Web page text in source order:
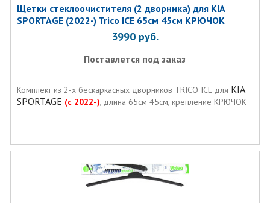
Щетки стеклоочистителя (2 дворника) для KIA
SPORTAGE (2022-) Trico ICE 65см 45см КРЮЧОК
3990 руб.
Поставлется под заказ
Комплект из 2-х бескаркасных дворников TRICO ICE для KIA
SPORTAGE (с 2022-), длина 65см 45см, крепление КРЮЧОК